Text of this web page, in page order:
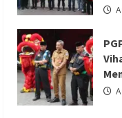
Berita Ekonomi dan
Berita Trending
ASDP
Merak dengan